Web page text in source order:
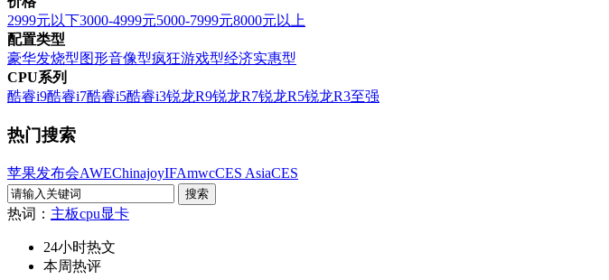
2999元以下3000-4999元5000-7999元8000元以上
配置类型
豪华发烧型图形音像型疯狂游戏型经济实惠型
CPU系列
酷睿i9酷睿i7酷睿i5酷睿i3锐龙R9锐龙R7锐龙R5锐龙R3至强
热门搜索
苹果发布会AWEChinajoyIFAmwcCES AsiaCES
热词： 主板cpu显卡
24小时热文
本周热评